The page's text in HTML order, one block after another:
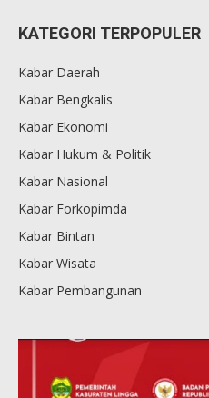
KATEGORI TERPOPULER
Kabar Daerah
Kabar Bengkalis
Kabar Ekonomi
Kabar Hukum & Politik
Kabar Nasional
Kabar Forkopimda
Kabar Bintan
Kabar Wisata
Kabar Pembangunan